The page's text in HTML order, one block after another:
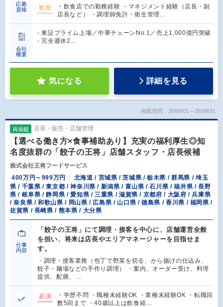
応募
資格
歓迎
・飲食店での勤務経験 ・マネジメント経験（店長・副
店長など） ・調理師免許・衛生管理…
会社
概要
- 東証プライム上場／中華チェーンNo.1／売上1,000億円突破
- 完全週休2…
気になる 詳細を見る
掲載期間：26/08/01～26/08/31
再掲載 店長・販売・店舗管理
【選べる働き方×食事補助あり】充実の福利厚生◎知
名度抜群の「餃子の王将」店舗スタッフ・店長候補
株式会社王将フードサービス
400万円～999万円
北海道 / 宮城県 / 茨城県 / 栃木県 / 群馬県 / 埼玉
県 / 千葉県 / 東京都 / 神奈川県 / 新潟県 / 富山県 / 石川県 / 福井県 / 長野
県 / 岐阜県 / 静岡県 / 愛知県 / 三重県 / 滋賀県 / 京都府 / 大阪府 / 兵庫県
/ 奈良県 / 和歌山県 / 岡山県 / 広島県 / 山口県 / 徳島県 / 香川県 / 福岡県 /
佐賀県 / 長崎県 / 熊本県 / 大分県
仕事
内容
「餃子の王将」にて調理・接客を中心に、店舗運営全般
を担い、将来は店長やエリアマネージャーを目指せま
す。
・調理・接客業務（包丁で野菜を切る、から揚げの仕込み、
餃子・麺場などの手作り調理） ・案内、オーダー受け、料理
提供、配膳、…
必須
・学歴不問 ・職種未経験OK ・業種未経験OK ・転職回
数5回まで ・40歳以上は飲食経…